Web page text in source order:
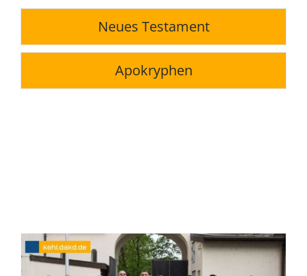
Neues Testament
Apokryphen